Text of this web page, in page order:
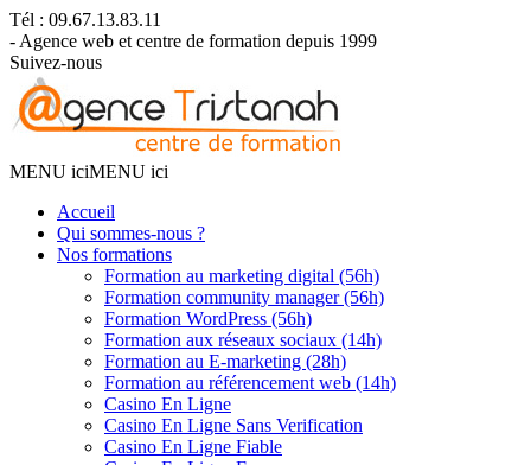
Tél : 09.67.13.83.11
- Agence web et centre de formation depuis 1999
Suivez-nous
MENU iciMENU ici
Accueil
Qui sommes-nous ?
Nos formations
Formation au marketing digital (56h)
Formation community manager (56h)
Formation WordPress (56h)
Formation aux réseaux sociaux (14h)
Formation au E-marketing (28h)
Formation au référencement web (14h)
Casino En Ligne
Casino En Ligne Sans Verification
Casino En Ligne Fiable